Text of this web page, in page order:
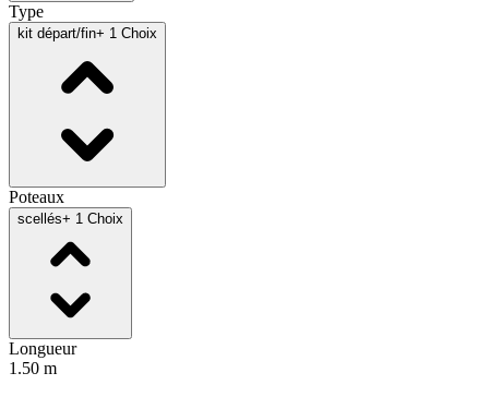
Type
kit départ/fin+ 1 Choix
Poteaux
scellés+ 1 Choix
Longueur
1.50 m